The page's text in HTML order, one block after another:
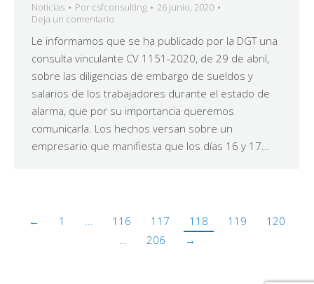
Noticias Por csfconsulting
26 junio, 2020
Deja un comentario
Le informamos que se ha publicado por la DGT una
consulta vinculante CV 1151-2020, de 29 de abril,
sobre las diligencias de embargo de sueldos y
salarios de los trabajadores durante el estado de
alarma, que por su importancia queremos
comunicarla. Los hechos versan sobre un
empresario que manifiesta que los días 16 y 17…
← 1 116 117 118 119
120
206 →